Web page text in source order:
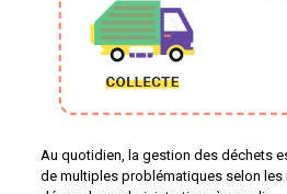
Au quotidien, la gestion des déchets
de multiples problématiques selon les